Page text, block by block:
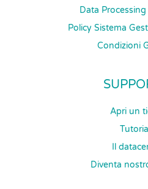
Data
Policy Sistema
Condizioni
Apri un
Il
Diventa